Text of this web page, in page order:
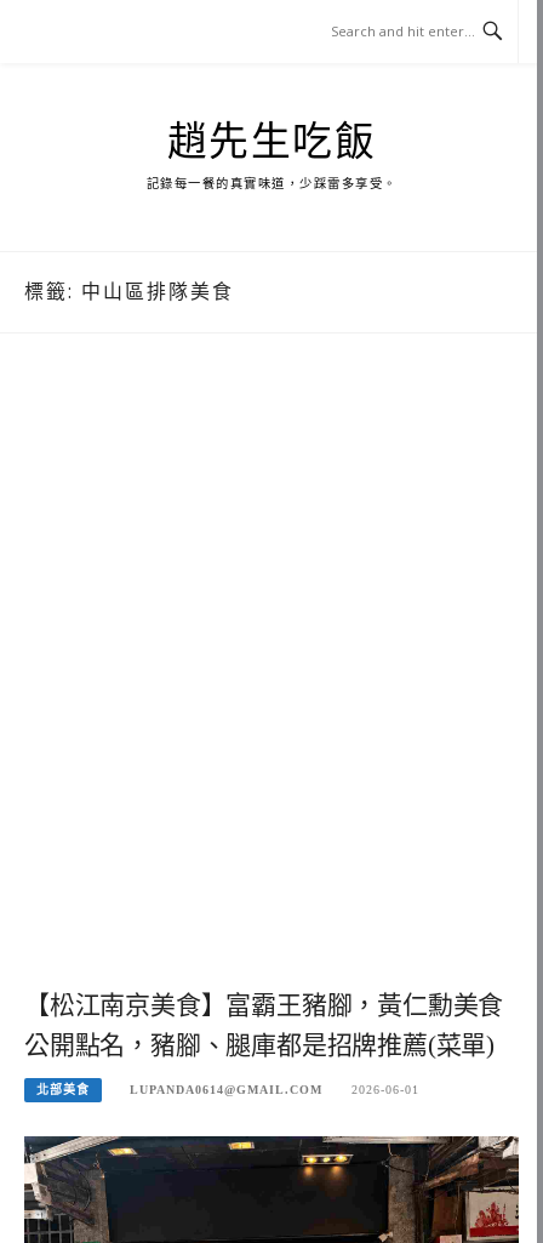
趙先生吃飯
記錄每一餐的真實味道，少踩雷多享受。
標籤: 中山區排隊美食
【松江南京美食】富霸王豬腳，黃仁勳美食
公開點名，豬腳、腿庫都是招牌推薦(菜單)
北部美食 LUPANDA0614@GMAIL.COM 2026-06-01